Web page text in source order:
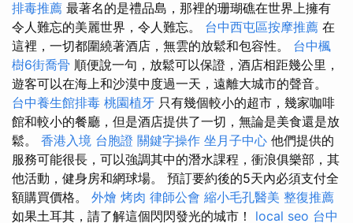
排毒推薦 最著名的是禮品島，那裡的珊瑚礁在世界上擁有
令人難忘的美麗世界，令人難忘。 台中西屯區按摩推薦 在
這裡，一切都圍繞著酒店，無雲的放鬆和包容性。 台中楓
樹6街喬骨 順便說一句，放鬆可以保證，酒店相距幾公里，
遊客可以在海上和沙漠中度過一天，遠離大城市的聲音。
台中養生館排毒 桃園植牙 只有幾個較小的超市，幾家咖啡
館和較小的餐廳，但是酒店提供了一切，無論是美食還是放
鬆。 香港入境 台胞證 關鍵字操作 坐月子中心 他們提供的
服務可能很長，可以強調其中的潛水課程，衝浪俱樂部，其
他活動，健身房和網球場。 預訂要約後的5天內必須支付全
額購買價格。 外燴 烤肉 律師公會 縮小毛孔醫美 整復推薦
如果土耳其，請了解這個閃閃發光的城市！ local seo 台中